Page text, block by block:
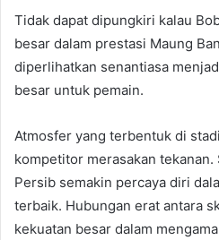
Tidak dapat dipungkiri kalau
besar dalam prestasi Maung
diperlihatkan senantiasa
besar untuk pemain.
Atmosfer yang terbentuk di
kompetitor merasakan
Persib semakin percaya diri
terbaik. Hubungan erat antara
kekuatan besar dalam